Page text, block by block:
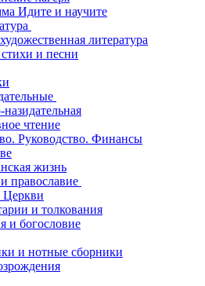
Идите и научите
литература
и песни
чтение
Руководство. Финансы
жизнь
православие
Церкви
и толкования
и богословие
и нотные сборники